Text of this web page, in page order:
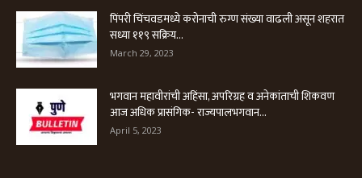
पिंपरी चिंचवडमध्ये करोनाची रुग्ण संख्या वाढली असून शहरात
सध्या ११९ सक्रिय...
March 29, 2023
भगवान महावीरांची अहिंसा, अपरिग्रह व अनेकांताची शिकवण
आज अधिक प्रासंगिक- राज्यपालभगवान...
April 5, 2023